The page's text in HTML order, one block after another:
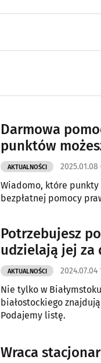
Darmowa
punktów
AKTUALNOŚCI 2025.01.08
Wiadomo, które
bezpłatnej pomocy
Potrzebujesz
udzielają jej za
AKTUALNOŚCI 2024.07.04
Nie tylko w
białostockiego
Podajemy listę.
Wraca